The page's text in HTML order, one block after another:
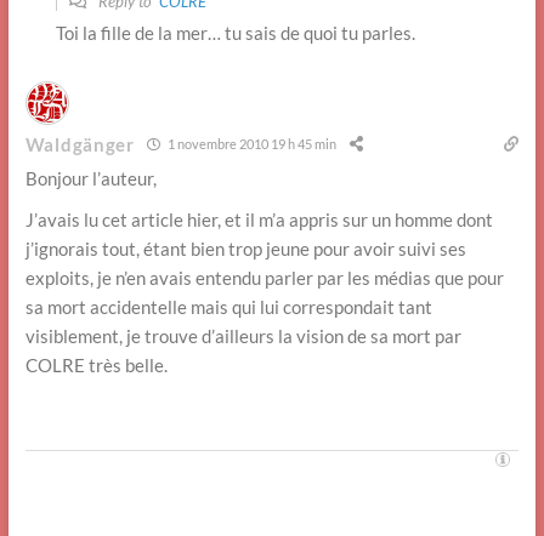
Toi la fille de la mer… tu sais de quoi tu parles.
Waldgänger 1 novembre 2010 19 h 45 min
Bonjour l’auteur,
J’avais lu cet article hier, et il m’a appris sur un homme dont
j’ignorais tout, étant bien trop jeune pour avoir suivi ses
exploits, je n’en avais entendu parler par les médias que pour
sa mort accidentelle mais qui lui correspondait tant
visiblement, je trouve d’ailleurs la vision de sa mort par
COLRE très belle.